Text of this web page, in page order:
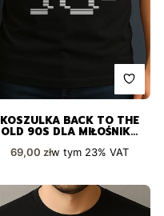
KOSZULKA BACK TO THE
OLD 90S DLA MIŁOŚNIKA
MAGNETOFONOWYCH
Cena brutto
69,00 złw tym 23% VAT